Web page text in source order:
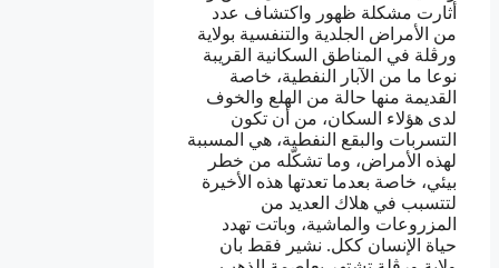
أثارت مشكلة ظهور واكتشاف عدد
من الأمراض الجلدية والتنفسية بولاية
ورڤلة في المناطق السكانية القريبة
نوعا ما من الآبار النفطية، خاصة
القديمة منها حالة من الهلع والخوف
لدى هؤلاء السكان، من أن تكون
التسربات والبقع النفطية، هي المسببة
لهذه الأمراض، وما تشكّله من خطر
بيئي، خاصة بعدما تعدتها هذه الأخيرة
لتتسبب في هلاك العديد من
المزروعات والماشية، وباتت تهدد
حياة الإنسان ككل. نشير فقط بان